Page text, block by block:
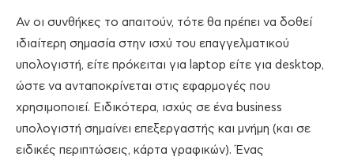
Αν οι συνθήκες το απαιτούν, τότε θα πρέπει να δοθεί
ιδιαίτερη σημασία στην ισχύ του επαγγελματικού
υπολογιστή, είτε πρόκειται για laptop είτε για desktop,
ώστε να ανταποκρίνεται στις εφαρμογές που
χρησιμοποιεί. Ειδικότερα, ισχύς σε ένα business
υπολογιστή σημαίνει επεξεργαστής και μνήμη (και σε
ειδικές περιπτώσεις, κάρτα γραφικών). Ένας